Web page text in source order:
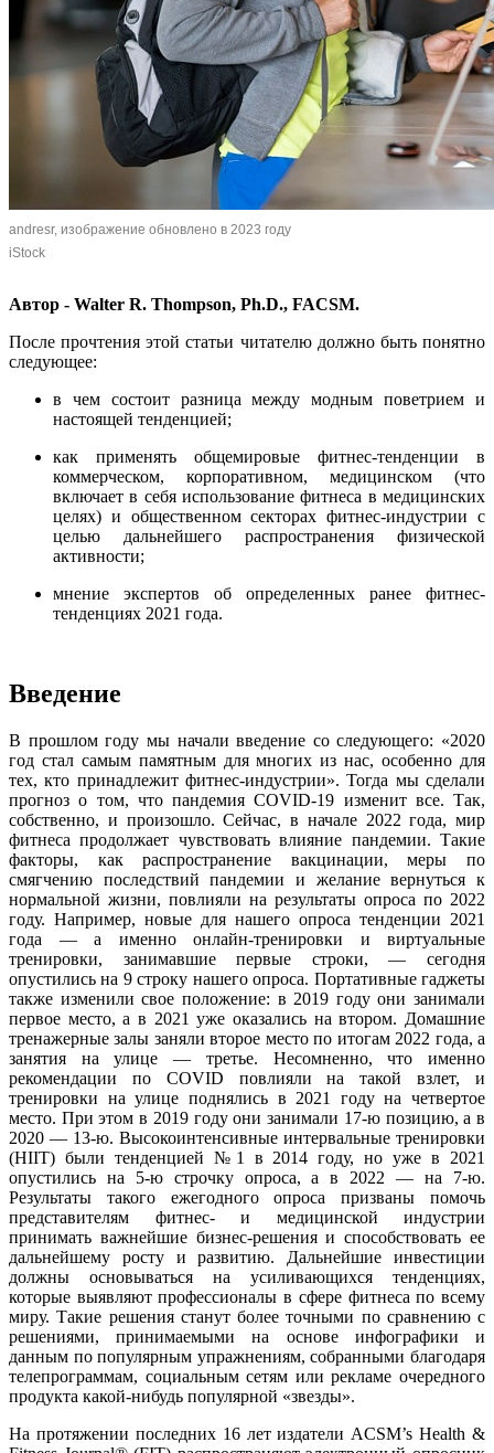
andresr, изображение обновлено в 2023 году
iStock
Автор - Walter R. Thompson, Ph.D., FACSM.
После прочтения этой статьи читателю должно быть понятно
следующее:
в чем состоит разница между модным поветрием и
настоящей тенденцией;
как применять общемировые фитнес-тенденции в
коммерческом, корпоративном, медицинском (что
включает в себя использование фитнеса в медицинских
целях) и общественном секторах фитнес-индустрии с
целью дальнейшего распространения физической
активности;
мнение экспертов об определенных ранее фитнес-
тенденциях 2021 года.
Введение
В прошлом году мы начали введение со следующего: «2020
год стал самым памятным для многих из нас, особенно для
тех, кто принадлежит фитнес-индустрии». Тогда мы сделали
прогноз о том, что пандемия COVID-19 изменит все. Так,
собственно, и произошло. Сейчас, в начале 2022 года, мир
фитнеса продолжает чувствовать влияние пандемии. Такие
факторы, как распространение вакцинации, меры по
смягчению последствий пандемии и желание вернуться к
нормальной жизни, повлияли на результаты опроса по 2022
году. Например, новые для нашего опроса тенденции 2021
года — а именно онлайн-тренировки и виртуальные
тренировки, занимавшие первые строки, — сегодня
опустились на 9 строку нашего опроса. Портативные гаджеты
также изменили свое положение: в 2019 году они занимали
первое место, а в 2021 уже оказались на втором. Домашние
тренажерные залы заняли второе место по итогам 2022 года, а
занятия на улице — третье. Несомненно, что именно
рекомендации по COVID повлияли на такой взлет, и
тренировки на улице поднялись в 2021 году на четвертое
место. При этом в 2019 году они занимали 17-ю позицию, а в
2020 — 13-ю. Высокоинтенсивные интервальные тренировки
(HIIT) были тенденцией №1 в 2014 году, но уже в 2021
опустились на 5-ю строчку опроса, а в 2022 — на 7-ю.
Результаты такого ежегодного опроса призваны помочь
представителям фитнес- и медицинской индустрии
принимать важнейшие бизнес-решения и способствовать ее
дальнейшему росту и развитию. Дальнейшие инвестиции
должны основываться на усиливающихся тенденциях,
которые выявляют профессионалы в сфере фитнеса по всему
миру. Такие решения станут более точными по сравнению с
решениями, принимаемыми на основе инфографики и
данным по популярным упражнениям, собранными благодаря
телепрограммам, социальным сетям или рекламе очередного
продукта какой-нибудь популярной «звезды».
На протяжении последних 16 лет издатели ACSM’s Health &